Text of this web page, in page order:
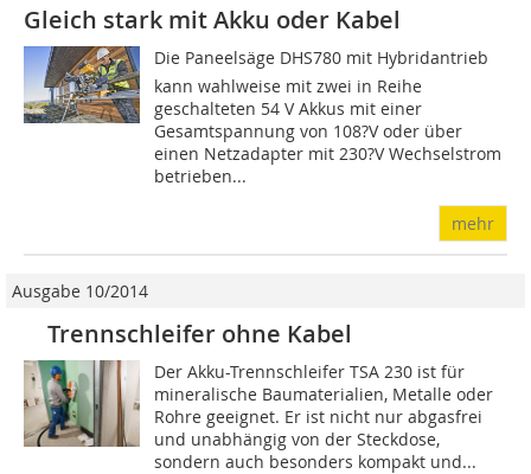
Gleich stark mit Akku oder Kabel
Die Paneelsäge DHS780 mit Hybridantrieb
kann wahlweise mit zwei in Reihe
geschalteten 54 V Akkus mit einer
Gesamtspannung von 108?V oder über
einen Netzadapter mit 230?V Wechselstrom
betrieben...
mehr
Ausgabe 10/2014
Trennschleifer ohne Kabel
Der Akku-Trennschleifer TSA 230 ist für
mineralische Baumaterialien, Metalle oder
Rohre geeignet. Er ist nicht nur abgasfrei
und unabhängig von der Steckdose,
sondern auch besonders kompakt und...